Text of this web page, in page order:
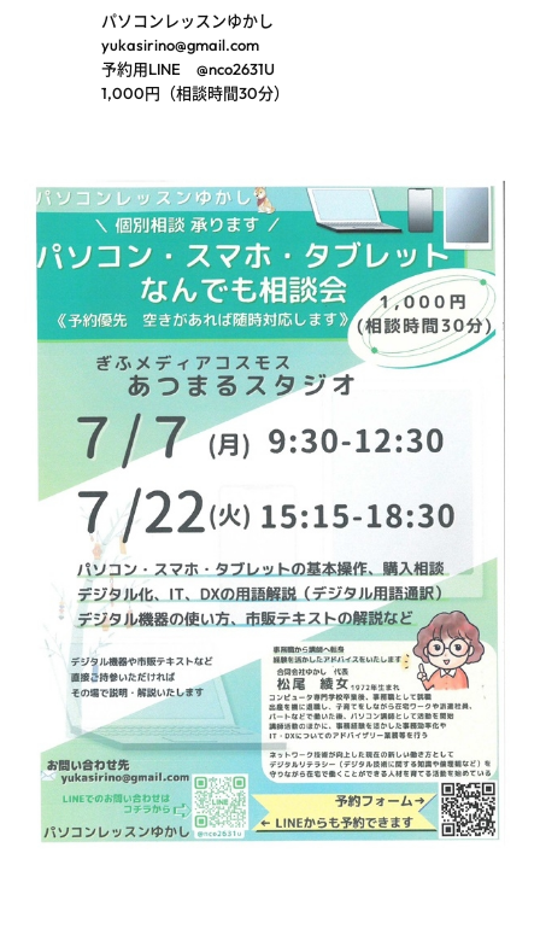
パソコンレッスンゆかし
yukasirino@gmail.com
予約用LINE @nco2631U
1,000円（相談時間30分）